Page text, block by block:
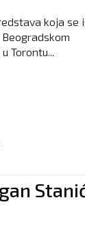
koja se
Torontu...